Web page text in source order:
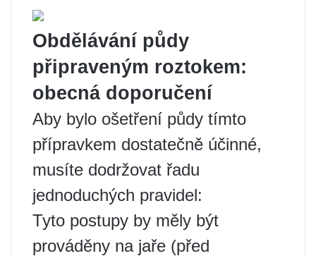
Obdělávání půdy
připraveným roztokem:
obecná doporučení
Aby bylo ošetření půdy tímto
přípravkem dostatečně účinné,
musíte dodržovat řadu
jednoduchých pravidel:
Tyto postupy by měly být
prováděny na jaře (před